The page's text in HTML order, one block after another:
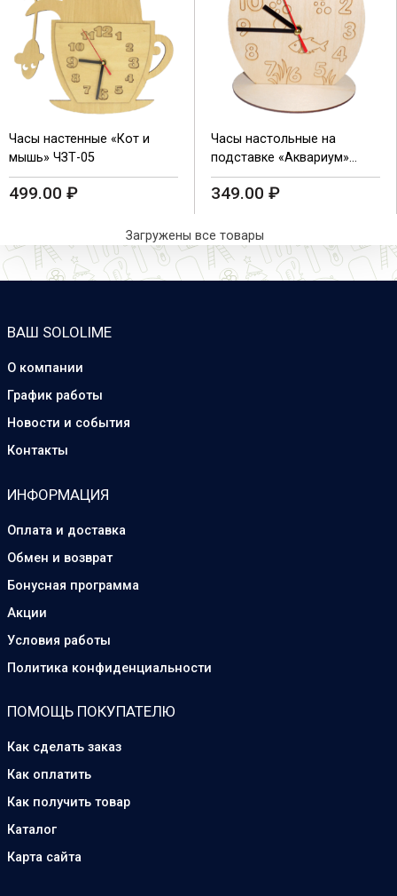
Часы настенные «Кот и
мышь» ЧЗТ-05
499.00 ₽
Часы настольные на
подставке «Аквариум»
ЧЗТ-06
349.00 ₽
Загружены все товары
ВАШ SOLOLIME
О компании
График работы
Новости и события
Контакты
ИНФОРМАЦИЯ
Оплата и доставка
Обмен и возврат
Бонусная программа
Акции
Условия работы
Политика конфиденциальности
ПОМОЩЬ ПОКУПАТЕЛЮ
Как сделать заказ
Как оплатить
Как получить товар
Каталог
Карта сайта